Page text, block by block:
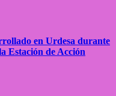
en Urdesa durante
Estación de Acción